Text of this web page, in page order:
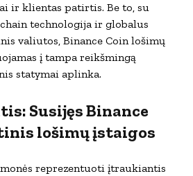
ir klientas patirtis. Be to, su
technologija ir globalus
valiutos, Binance Coin lošimų
į tampa reikšmingą
statymai aplinka.
Susijęs Binance
lošimų įstaigos
reprezentuoti įtraukiantis